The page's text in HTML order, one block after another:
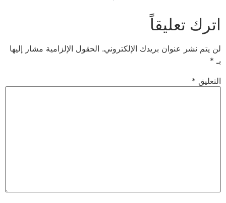
اترك تعليقاً
لن يتم نشر عنوان بريدك الإلكتروني. الحقول الإلزامية مشار إليها
بـ *
التعليق *